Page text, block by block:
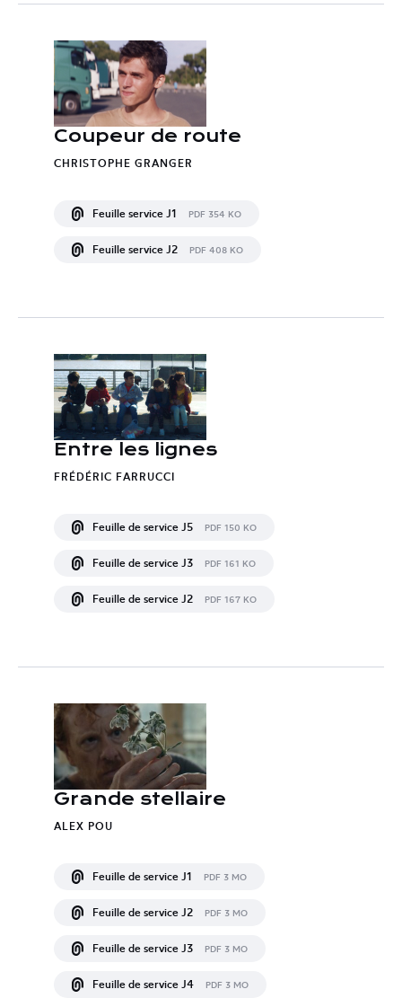
Coupeur de route
CHRISTOPHE GRANGER
Feuille service J1 PDF 354 KO
Feuille service J2 PDF 408 KO
Entre les lignes
FRÉDÉRIC FARRUCCI
Feuille de service J5 PDF 150 KO
Feuille de service J3 PDF 161 KO
Feuille de service J2 PDF 167 KO
Grande stellaire
ALEX POU
Feuille de service J1 PDF 3 MO
Feuille de service J2 PDF 3 MO
Feuille de service J3 PDF 3 MO
Feuille de service J4 PDF 3 MO